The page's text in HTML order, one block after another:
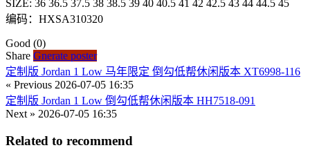
SIZE: 36 36.5 37.5 38 38.5 39 40 40.5 41 42 42.5 43 44 44.5 45
编码：HXSA310320
Good (0)
Share Gnerate poster
定制版 Jordan 1 Low 马年限定 倒勾低帮休闲版本 XT6998-116
« Previous 2026-07-05 16:35
定制版 Jordan 1 Low 倒勾低帮休闲版本 HH7518-091
Next » 2026-07-05 16:35
Related to recommend